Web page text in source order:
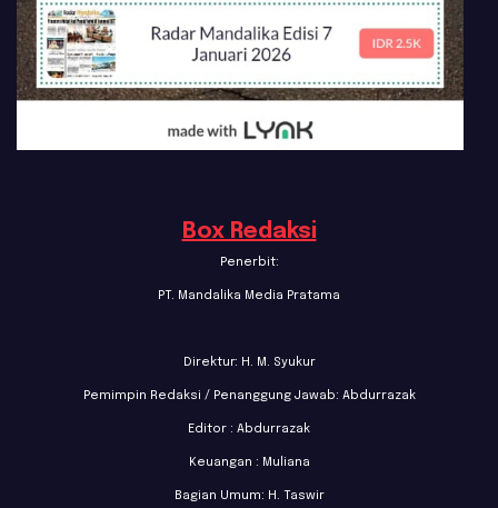
Box Redaksi
Penerbit:
PT. Mandalika Media Pratama
Direktur: H. M. Syukur
Pemimpin Redaksi / Penanggung Jawab: Abdurrazak
Editor : Abdurrazak
Keuangan : Muliana
Bagian Umum: H. Taswir